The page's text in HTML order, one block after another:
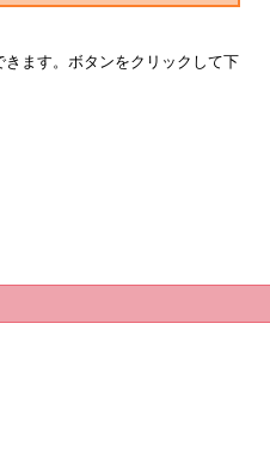
ます。ボタンをクリックして下